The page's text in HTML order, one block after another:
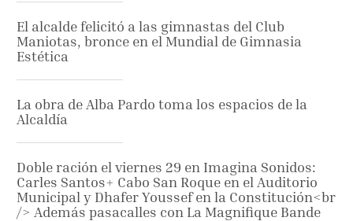
El alcalde felicitó a las gimnastas del Club
Maniotas, bronce en el Mundial de Gimnasia
Estética
La obra de Alba Pardo toma los espacios de la
Alcaldía
Doble ración el viernes 29 en Imagina Sonidos:
Carles Santos+ Cabo San Roque en el Auditorio
Municipal y Dhafer Youssef en la Constitución<br
/> Además pasacalles con La Magnifique Bande